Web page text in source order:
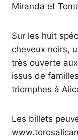
Miranda et
Sur les huit
cheveux noirs,
très ouverte
issus de
triomphes à
Les billets